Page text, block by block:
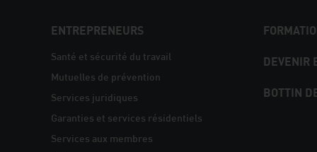
NAVIGATION
PIED
DE
PAGE
ENTREPRENEURS
Santé et sécurité du travail
Mutuelles de prévention
Services juridiques
Garanties et services résidentiels
Services aux membres
DEVENIR
BOTTIN